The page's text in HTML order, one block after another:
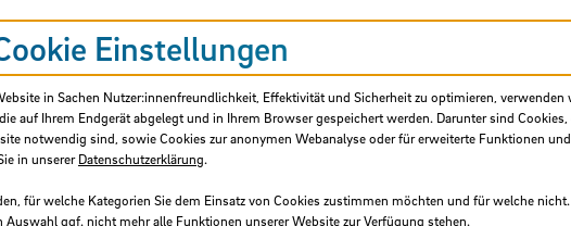
zu Beginn und Lust wirklich einzusteigen
anderen
und Forschungsfrage, nicht der
beim Schreiblabor.
Workshop ist ein eigenes inhaltliches Thema
Einstellungen
in Sachen Nutzer:innenfreundlichkeit, Effektivität und Sicherheit zu optimieren, verwenden
auf Ihrem Endgerät abgelegt und in Ihrem Browser gespeichert werden. Darunter sind
notwendig sind, sowie Cookies zur anonymen Webanalyse oder für erweiterte Funktionen
in unsererDatenschutzerklärung.
für welche Kategorien Sie dem Einsatz von Cookies zustimmen möchten und für welche
Auswahl ggf. nicht mehr alle Funktionen unserer Website zur Verfügung stehen.